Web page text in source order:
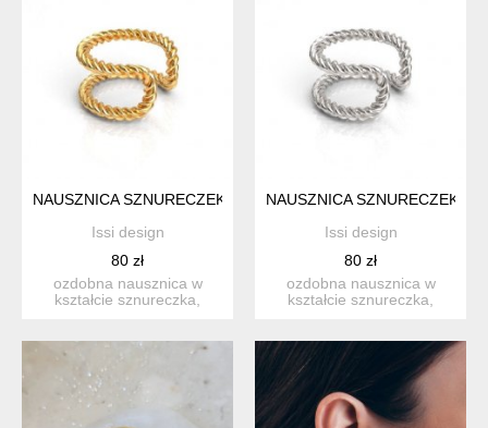
NAUSZNICA SZNURECZEK- SREBRO 925 ZŁOCONE
Issi design
80 zł
ozdobna nausznica w
kształcie sznureczka,
NAUSZNICA SZNURECZEK-
Issi design
80 zł
ozdobna nausznica w
kształcie sznureczka,